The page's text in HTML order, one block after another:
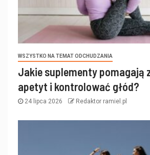
WSZYSTKO NA TEMAT ODCHUDZANIA
Jakie suplementy pomagają
apetyt i kontrolować głód?
24 lipca 2026 Redaktor ramiel.pl